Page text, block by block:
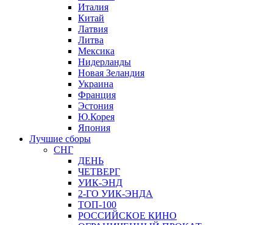
Италия
Китай
Латвия
Литва
Мексика
Нидерланды
Новая Зеландия
Украина
Франция
Эстония
Ю.Корея
Япония
Лучшие сборы
СНГ
ДЕНЬ
ЧЕТВЕРГ
УИК-ЭНД
2-ГО УИК-ЭНДА
ТОП-100
РОССИЙСКОЕ КИНО